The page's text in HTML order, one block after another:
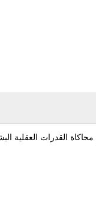
القدرات العقلية